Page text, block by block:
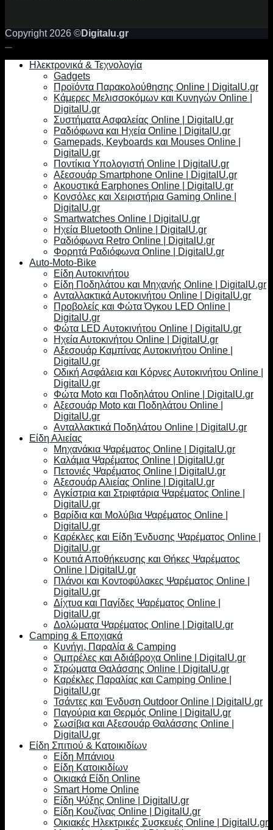
Copyright 2026 ©Digitalu.gr
Ηλεκτρονικά & Τεχνολογία
Gadgets
Προϊόντα Παρακολούθησης Online | DigitalU.gr
Κάμερες Μελισσοκόμων και Κυνηγών Online |
DigitalU.gr
Συστήματα Ασφαλείας Online | DigitalU.gr
Ραδιόφωνα και Ηχεία Online | DigitalU.gr
Gamepads, Keyboards και Mouses Online |
DigitalU.gr
Ποντίκια Υπολογιστή Online | DigitalU.gr
Αξεσουάρ Smartphone Online | DigitalU.gr
Ακουστικά Earphones Online | DigitalU.gr
Κονσόλες και Χειριστήρια Gaming Online |
DigitalU.gr
Smartwatches Online | DigitalU.gr
Ηχεία Bluetooth Online | DigitalU.gr
Ραδιόφωνα Retro Online | DigitalU.gr
Φορητά Ραδιόφωνα Online | DigitalU.gr
Auto-Moto-Bike
Είδη Αυτοκινήτου
Είδη Ποδηλάτου και Μηχανής Online | DigitalU.gr
Ανταλλακτικά Αυτοκινήτου Online | DigitalU.gr
Προβολείς και Φώτα Όγκου LED Online |
DigitalU.gr
Φώτα LED Αυτοκινήτου Online | DigitalU.gr
Ηχεία Αυτοκινήτου Online | DigitalU.gr
Αξεσουάρ Καμπίνας Αυτοκινήτου Online |
DigitalU.gr
Οδική Ασφάλεια και Κόρνες Αυτοκινήτου Online |
DigitalU.gr
Φώτα Moto και Ποδηλάτου Online | DigitalU.gr
Αξεσουάρ Moto και Ποδηλάτου Online |
DigitalU.gr
Ανταλλακτικά Ποδηλάτου Online | DigitalU.gr
Είδη Αλιείας
Μηχανάκια Ψαρέματος Online | DigitalU.gr
Καλάμια Ψαρέματος Online | DigitalU.gr
Πετονιές Ψαρέματος Online | DigitalU.gr
Αξεσουάρ Αλιείας Online | DigitalU.gr
Αγκίστρια και Στριφτάρια Ψαρέματος Online |
DigitalU.gr
Βαρίδια και Μολύβια Ψαρέματος Online |
DigitalU.gr
Καρέκλες και Είδη Ένδυσης Ψαρέματος Online |
DigitalU.gr
Κουτιά Αποθήκευσης και Θήκες Ψαρέματος
Online | DigitalU.gr
Πλάνοι και Κοντοφύλακες Ψαρέματος Online |
DigitalU.gr
Δίχτυα και Παγίδες Ψαρέματος Online |
DigitalU.gr
Δολώματα Ψαρέματος Online | DigitalU.gr
Camping & Εποχιακά
Κυνήγι, Παραλία & Camping
Ομπρέλες και Αδιάβροχα Online | DigitalU.gr
Στρώματα Θαλάσσης Online | DigitalU.gr
Καρέκλες Παραλίας και Camping Online |
DigitalU.gr
Τσάντες και Ένδυση Outdoor Online | DigitalU.gr
Παγούρια και Θερμός Online | DigitalU.gr
Σωσίβια και Αξεσουάρ Θαλάσσης Online |
DigitalU.gr
Είδη Σπιτιού & Κατοικιδίων
Είδη Μπάνιου
Είδη Κατοικιδίων
Οικιακά Είδη Online
Smart Home Online
Είδη Ψύξης Online | DigitalU.gr
Είδη Κουζίνας Online | DigitalU.gr
Οικιακές Ηλεκτρικές Συσκευές Online | DigitalU.gr